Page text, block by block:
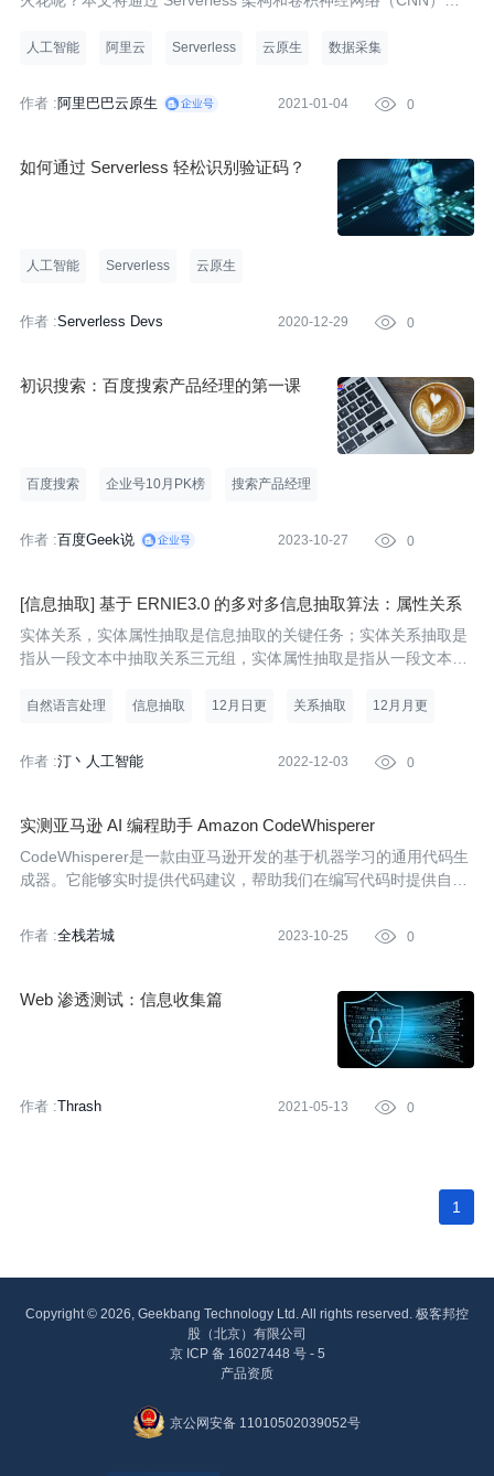
人工智能 阿里云 Serverless 云原生 数据采集
作者 :阿里巴巴云原生 2021-01-04  0
如何通过 Serverless 轻松识别验证码？
人工智能 Serverless 云原生
作者 :Serverless Devs 2020-12-29  0
初识搜索：百度搜索产品经理的第一课
百度搜索 企业号10月PK榜 搜索产品经理
作者 :百度Geek说 2023-10-27  0
[信息抽取] 基于 ERNIE3.0 的多对多信息抽取算法：属性关系
抽取
实体关系，实体属性抽取是信息抽取的关键任务；实体关系抽取是
指从一段文本中抽取关系三元组，实体属性抽取是指从一段文本中
多对一，多对多的情况：
自然语言处理 信息抽取 12月日更 关系抽取 12月月更
作者 :汀丶人工智能 2022-12-03  0
实测亚马逊 AI 编程助手 Amazon CodeWhisperer
CodeWhisperer是一款由亚马逊开发的基于机器学习的通用代码生
成器。它能够实时提供代码建议，帮助我们在编写代码时提供自动
和范围的个性化建议，从单行代码建议到完整的函数。此外，Code
作者 :全栈若城 2023-10-25  0
Web 渗透测试：信息收集篇
作者 :Thrash 2021-05-13  0
1
Copyright © 2026, Geekbang Technology Ltd. All rights reserved. 极客邦控
股（北京）有限公司
京 ICP 备 16027448 号 - 5
产品资质
京公网安备 11010502039052号